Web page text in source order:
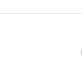
Původně
plynu. O
využití.
korun, na